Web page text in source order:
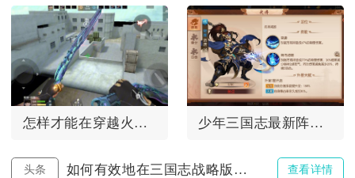
怎样才能在穿越火线中领取灵狐者 少年三国志最新阵容的援军是否能使队伍更加强大
头条 如何有效地在三国志战略版同盟求援 查看详情